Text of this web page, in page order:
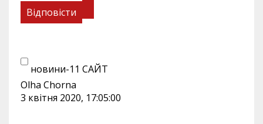
Відповісти
новини-11 САЙТ
Olha Chorna
3 квітня 2020, 17:05:00